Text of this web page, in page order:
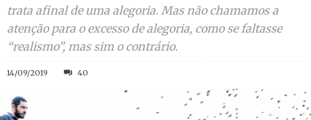
trata afinal de uma alegoria. Mas não chamamos a
atenção para o excesso de alegoria, como se faltasse
“realismo”, mas sim o contrário.
14/09/2019 40